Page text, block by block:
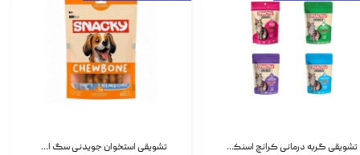
تشویقی استخوان جویدنی سگ اسنکی کرانچی با طعم مرغ Snacky Crunchy Munchy وزن 100 گرم تشویقی گربه درمانی کرانچ اسنکی با طعم میکس Snacky Crunch Cat Treats وزن 60 گرم بسته 4 عددی